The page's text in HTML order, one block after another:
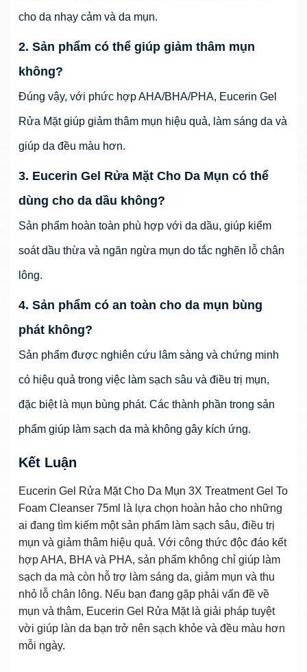
cho da nhạy cảm và da mụn.
2. Sản phẩm có thể giúp giảm thâm mụn
không?
Đúng vậy, với phức hợp AHA/BHA/PHA, Eucerin Gel
Rửa Mặt giúp giảm thâm mụn hiệu quả, làm sáng da và
giúp da đều màu hơn.
3. Eucerin Gel Rửa Mặt Cho Da Mụn có thể
dùng cho da dầu không?
Sản phẩm hoàn toàn phù hợp với da dầu, giúp kiểm
soát dầu thừa và ngăn ngừa mụn do tắc nghẽn lỗ chân
lông.
4. Sản phẩm có an toàn cho da mụn bùng
phát không?
Sản phẩm được nghiên cứu lâm sàng và chứng minh
có hiệu quả trong việc làm sạch sâu và điều trị mụn,
đặc biệt là mụn bùng phát. Các thành phần trong sản
phẩm giúp làm sạch da mà không gây kích ứng.
Kết Luận
Eucerin Gel Rửa Mặt Cho Da Mụn 3X Treatment Gel To
Foam Cleanser 75ml là lựa chọn hoàn hảo cho những
ai đang tìm kiếm một sản phẩm làm sạch sâu, điều trị
mụn và giảm thâm hiệu quả. Với công thức độc đáo kết
hợp AHA, BHA và PHA, sản phẩm không chỉ giúp làm
sạch da mà còn hỗ trợ làm sáng da, giảm mụn và thu
nhỏ lỗ chân lông. Nếu bạn đang gặp phải vấn đề về
mụn và thâm, Eucerin Gel Rửa Mặt là giải pháp tuyệt
vời giúp làn da bạn trở nên sạch khỏe và đều màu hơn
mỗi ngày.